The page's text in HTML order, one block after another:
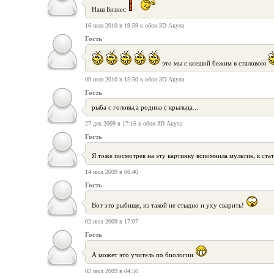
Наш Бизнес
16 июн 2010 в 19:59 к обои 3D Акула
Гость
это мы с ксешой бежим в сталовою
09 июн 2010 в 15:50 к обои 3D Акула
Гость
рыба с головы,а родина с крыльца...
27 дек 2009 в 17:16 к обои 3D Акула
Гость
Я тоже посмотрев на эту картинку вспомнила мультик, к
14 июл 2009 в 06:40
Гость
Вот это рыбище, из такой не стыдно и уху сварить!
02 июл 2009 в 17:07
Гость
А может это учитель по биологии
02 июл 2009 в 04:56